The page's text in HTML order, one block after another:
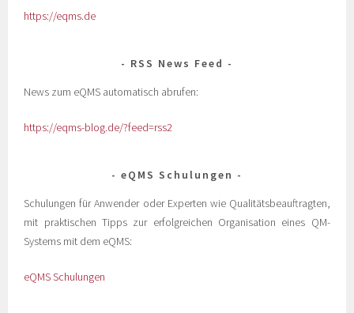
https://eqms.de
RSS News Feed
News zum eQMS automatisch abrufen:
https://eqms-blog.de/?feed=rss2
eQMS Schulungen
Schulungen für Anwender oder Experten wie Qualitätsbeauftragten,
mit praktischen Tipps zur erfolgreichen Organisation eines QM-
Systems mit dem eQMS:
eQMS Schulungen